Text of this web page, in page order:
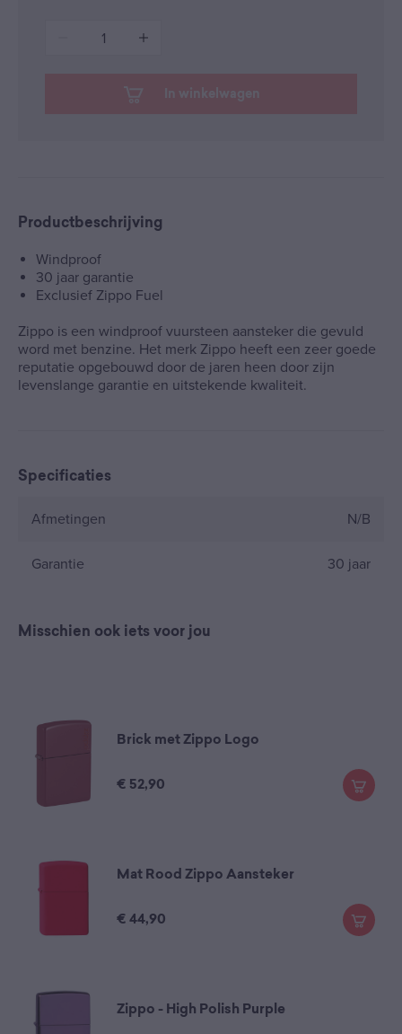
1
Productbeschrijving
Windproof
30 jaar garantie
Exclusief Zippo Fuel
Zippo is een windproof vuursteen aansteker die gevuld
word met benzine. Het merk Zippo heeft een zeer goede
reputatie opgebouwd door de jaren heen door zijn
levenslange garantie en uitstekende kwaliteit.
Specificaties
Afmetingen N/B
Garantie 30 jaar
Misschien ook iets voor jou
Brick met Zippo Logo
€ 52,90
Mat Rood Zippo Aansteker
€ 44,90
Zippo - High Polish Purple